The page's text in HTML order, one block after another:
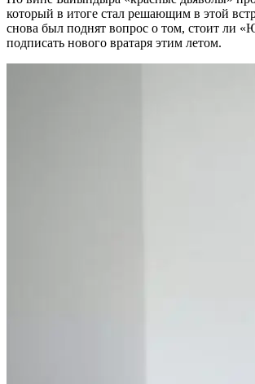
который в итоге стал решающим в этой
снова был поднят вопрос о том, стоит ли
подписать нового вратаря этим летом.